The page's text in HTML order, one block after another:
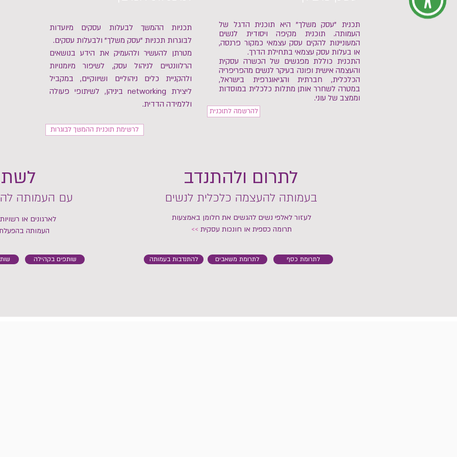
תכניות ההמשך לבעלות עסקים מיועדות
לבוגרות תכניות "עסק משלך" ולבעלות עסקים.
מטרתן להעשיר ולהעמיק את הידע בנושאים
הרלוונטיים לניהול עסק, לשיפור מיומנויות
ולהקניית כלים ניהוליים ושיווקיים, במקביל
ליצירת networking ביניהן, לשיתופי פעולה
וללמידה הדדית.
לרשימת תוכנית ההמשך לבוגרות
תכנית "עסק משלך" היא תוכנית הדגל של
העמותה. תוכנית מקיפה ויסודית לנשים
המעוניינות להקים עסק עצמאי כמקור פרנסה,
או בעלות עסק עצמאי בתחילת הדרך.
התכנית כוללת מפגשים של הכשרה עסקית
והעצמה אישית ופונה בעיקר לנשים מהפריפריה
הכלכלית, חברתית והגיאוגרפית בישראל,
במטרה לשחרר אותן מתלות כלכלית במוסדות
וממצב של עוני.
להרשמה לתוכנית
עם העמותה
לארגונים או
העמותה
שותפים בקהילה
לתרום ולהתנדב
בעמותה להעצמה כלכלית לנשים
לעזור לאלפי נשים להגשים את חלומן באמצעות
תרומה כספית או חונכות עסקית >>
להתנדבות בעמותה לתרומת משאבים לתרומת כסף